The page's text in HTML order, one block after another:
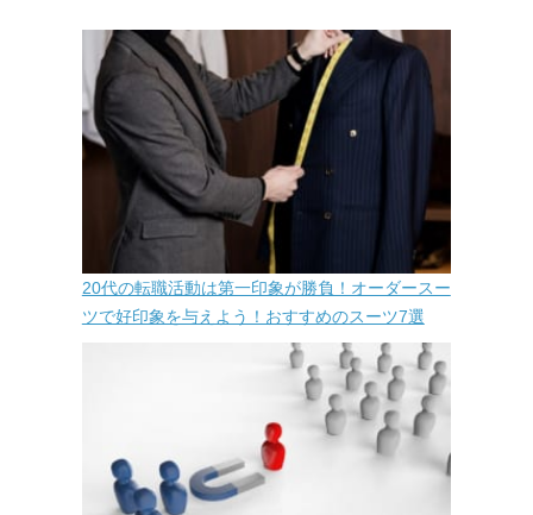
20代の転職活動は第一印象が勝負！オーダースー
ツで好印象を与えよう！おすすめのスーツ7選